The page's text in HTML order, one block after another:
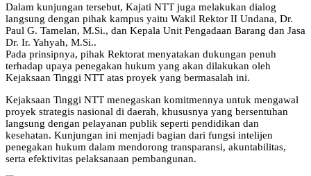
Dalam kunjungan tersebut, Kajati NTT juga melakukan dialog
langsung dengan pihak kampus yaitu Wakil Rektor II Undana, Dr.
Paul G. Tamelan, M.Si., dan Kepala Unit Pengadaan Barang dan Jasa
Dr. Ir. Yahyah, M.Si..
Pada prinsipnya, pihak Rektorat menyatakan dukungan penuh
terhadap upaya penegakan hukum yang akan dilakukan oleh
Kejaksaan Tinggi NTT atas proyek yang bermasalah ini.
Kejaksaan Tinggi NTT menegaskan komitmennya untuk mengawal
proyek strategis nasional di daerah, khususnya yang bersentuhan
langsung dengan pelayanan publik seperti pendidikan dan
kesehatan. Kunjungan ini menjadi bagian dari fungsi intelijen
penegakan hukum dalam mendorong transparansi, akuntabilitas,
serta efektivitas pelaksanaan pembangunan.